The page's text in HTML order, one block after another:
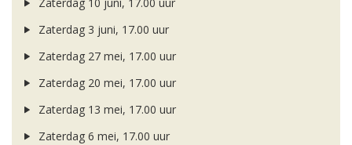
Zaterdag 10 juni, 17.00 uur
Zaterdag 3 juni, 17.00 uur
Zaterdag 27 mei, 17.00 uur
Zaterdag 20 mei, 17.00 uur
Zaterdag 13 mei, 17.00 uur
Zaterdag 6 mei, 17.00 uur